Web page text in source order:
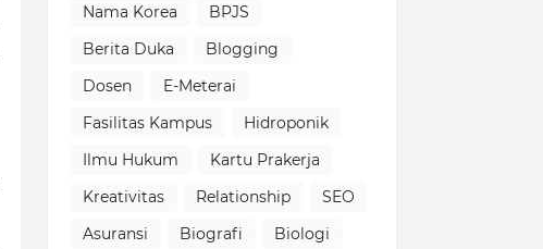
Nama Korea
BPJS
Berita Duka
Blogging
Dosen
E-Meterai
Fasilitas Kampus
Hidroponik
Ilmu Hukum
Kartu Prakerja
Kreativitas
Relationship
SEO
Asuransi
Biografi
Biologi